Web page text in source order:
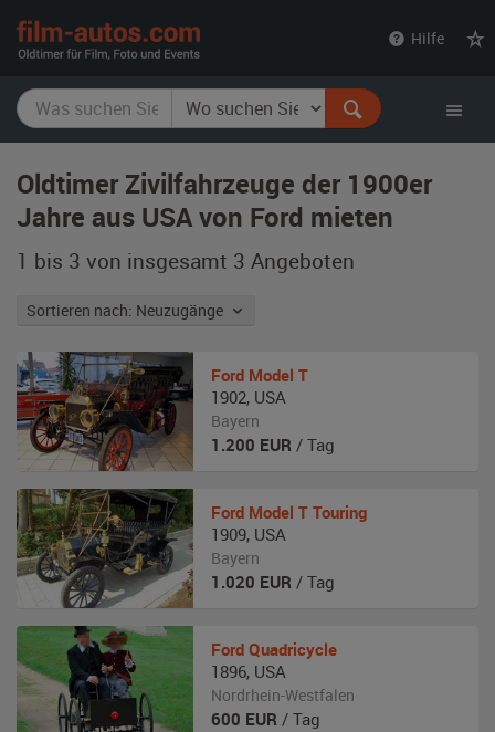
Hilfe
Oldtimer Zivilfahrzeuge der 1900er
Jahre aus USA von Ford mieten
1 bis 3 von insgesamt 3 Angeboten
Sortieren nach: Neuzugänge
Ford Model T
1902, USA
Bayern
1.200 EUR / Tag
Ford Model T Touring
1909, USA
Bayern
1.020 EUR / Tag
Ford Quadricycle
1896, USA
Nordrhein-Westfalen
600 EUR / Tag